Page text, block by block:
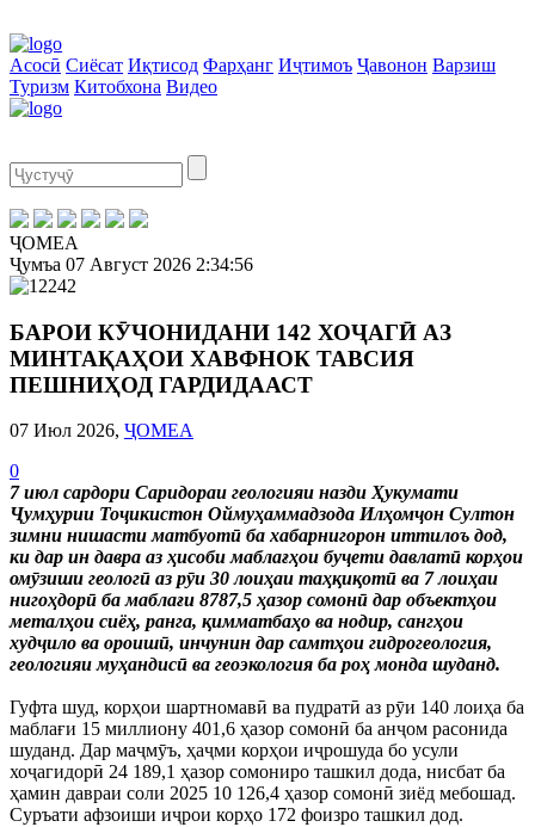
Асосӣ Сиёсат Иқтисод Фарҳанг Иҷтимоъ Ҷавонон Варзиш
Туризм Китобхона Видео
ҶОМЕА
Ҷумъа 07 Август 2026 2:34:56
БАРОИ КӮЧОНИДАНИ 142 ХОҶАГӢ АЗ
МИНТАҚАҲОИ ХАВФНОК ТАВСИЯ
ПЕШНИҲОД ГАРДИДААСТ
07 Июл 2026, ҶОМЕА
0
7 июл сардори Саридораи геологияи назди Ҳукумати
Ҷумҳурии Тоҷикистон Оймуҳаммадзода Илҳомҷон Султон
зимни нишасти матбуотӣ ба хабарнигорон иттилоъ дод,
ки дар ин давра аз ҳисоби маблағҳои буҷети давлатӣ корҳои
омӯзиши геологӣ аз рӯи 30 лоиҳаи таҳқиқотӣ ва 7 лоиҳаи
нигоҳдорӣ ба маблағи 8787,5 ҳазор сомонӣ дар объектҳои
металҳои сиёҳ, ранга, қимматбаҳо ва нодир, сангҳои
худҷило ва ороишӣ, инчунин дар самтҳои гидрогеология,
геологияи муҳандисӣ ва геоэкология ба роҳ монда шуданд.
Гуфта шуд, корҳои шартномавӣ ва пудратӣ аз рӯи 140 лоиҳа ба
маблағи 15 миллиону 401,6 ҳазор сомонӣ ба анҷом расонида
шуданд. Дар маҷмӯъ, ҳаҷми корҳои иҷрошуда бо усули
хоҷагидорӣ 24 189,1 ҳазор сомониро ташкил дода, нисбат ба
ҳамин давраи соли 2025 10 126,4 ҳазор сомонӣ зиёд мебошад.
Суръати афзоиши иҷрои корҳо 172 фоизро ташкил дод.